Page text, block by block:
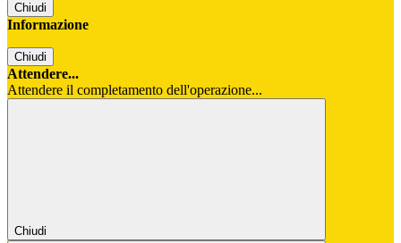
Chiudi
Informazione
Chiudi
Attendere...
Attendere il completamento dell'operazione...
Chiudi